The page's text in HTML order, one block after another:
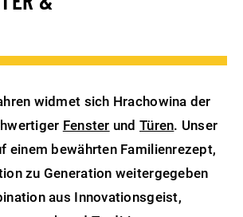
widmet sich Hrachowina der
Fenster undTüren. Unser
einem bewährten Familienrezept,
zu Generation weitergegeben
aus Innovationsgeist,